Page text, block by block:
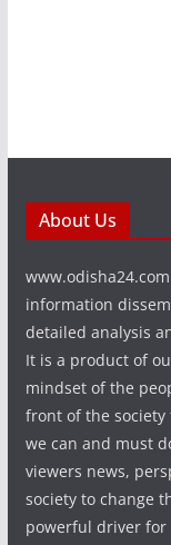
About Us
information
detailed analysis
It is a product of
mindset of the
front of the society
we can and must
viewers news,
society to change
powerful driver